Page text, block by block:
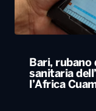
Bari, rubano
sanitaria
l’Africa